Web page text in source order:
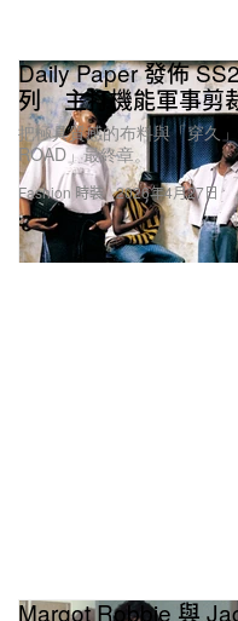
Fashion 時裝
Daily Paper 發佈
列 主打機能軍事剪
把極具質感的布料與「穿久
ROAD」最終章。
2026年4月27日
Margot Robbie 與